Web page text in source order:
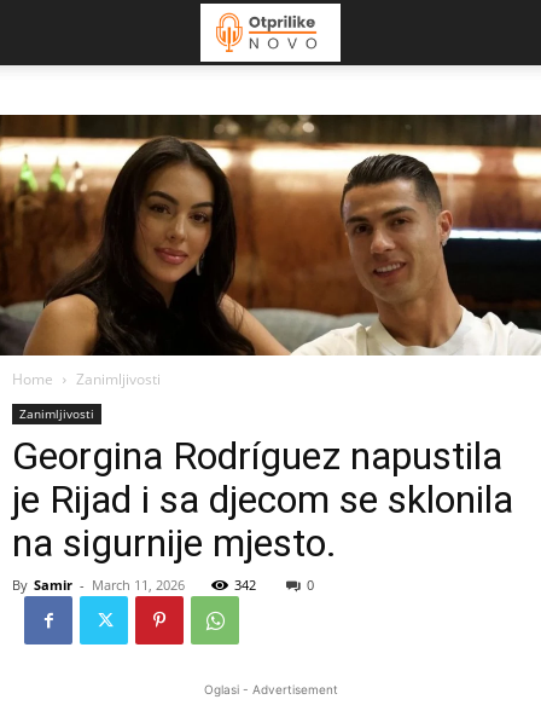
Home Zanimljivosti
Zanimljivosti
Georgina Rodríguez napustila
je Rijad i sa djecom se sklonila
na sigurnije mjesto.
By Samir - March 11, 2026 342 0
Oglasi - Advertisement